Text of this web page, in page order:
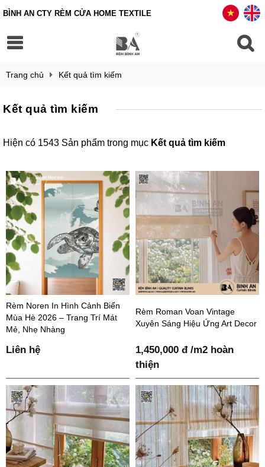
BÌNH AN CTY RÈM CỬA HOME TEXTILE
Trang chủ Kết quả tìm kiếm
Kết quả tìm kiếm
Hiện có 1543 Sản phẩm trong mục Kết quả tìm kiếm
Rèm Noren In Hình Cảnh Biển
Mùa Hè 2026 – Trang Trí Mát
Mẻ, Nhẹ Nhàng
Liên hệ
Rèm Roman Voan Vintage
Xuyên Sáng Hiệu Ứng Art Decor
1,450,000 đ /m2 hoàn
thiện